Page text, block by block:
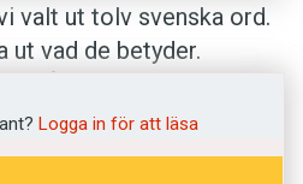
valt ut tolv svenska ord.
ut vad de betyder.
Lycka till!
Logga in för att läsa